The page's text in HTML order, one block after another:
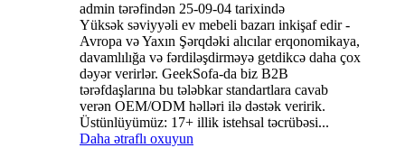
admin tərəfindən 25-09-04 tarixində
Yüksək səviyyəli ev mebeli bazarı inkişaf edir -
Avropa və Yaxın Şərqdəki alıcılar erqonomikaya,
davamlılığa və fərdiləşdirməyə getdikcə daha çox
dəyər verirlər. GeekSofa-da biz B2B
tərəfdaşlarına bu tələbkar standartlara cavab
verən OEM/ODM həlləri ilə dəstək veririk.
Üstünlüyümüz: 17+ illik istehsal təcrübəsi...
Daha ətraflı oxuyun